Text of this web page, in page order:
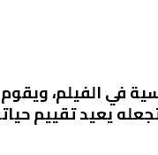
في الفيلم،
يعيد تقييم